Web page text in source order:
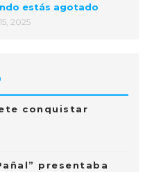
estás agotado
2025
conquistar
presentaba